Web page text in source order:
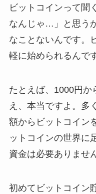
ビットコインって聞
なんじゃ…」と思う
なことないんです。
軽に始められるんで
たとえば、1000円か
え、本当ですよ。多
額からビットコイン
ットコインの世界に
資金は必要ありませ
初めてビットコイン